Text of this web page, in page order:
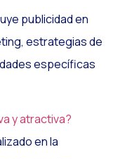
publicidad en
estrategias de
específicas
y atractiva?
en la